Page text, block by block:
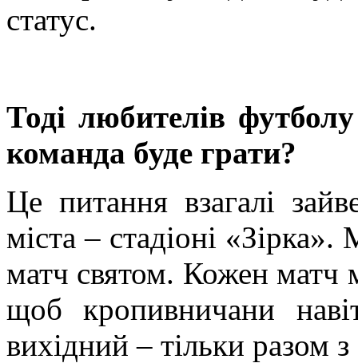
статус.
Тоді любителів
команда буде грати?
Це питання взагалі
міста – стадіоні
матч святом. Кожен матч
щоб кропивничани
вихідний – тільки разом